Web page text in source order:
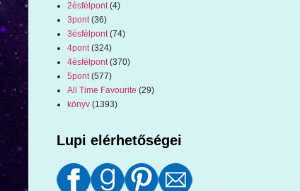
2ésfélpont (4)
3pont (36)
3ésfélpont (74)
4pont (324)
4ésfélpont (370)
5pont (577)
All Time Favourite (29)
könyv (1393)
Lupi elérhetőségei